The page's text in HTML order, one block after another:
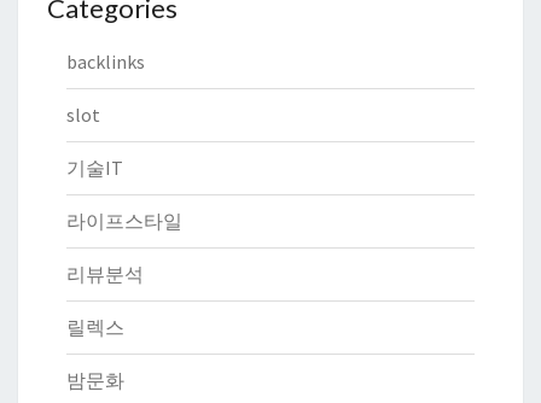
Categories
backlinks
slot
기술IT
라이프스타일
리뷰분석
릴렉스
밤문화